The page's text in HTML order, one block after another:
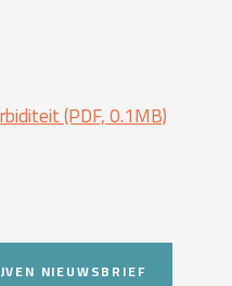
(PDF, 0.1MB)
NIEUWSBRIEF